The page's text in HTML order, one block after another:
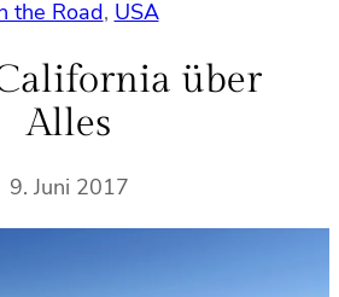
the Road, USA
über
Alles
9. Juni 2017